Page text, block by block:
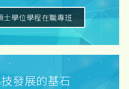
士學位學程在職專班
發展的基石